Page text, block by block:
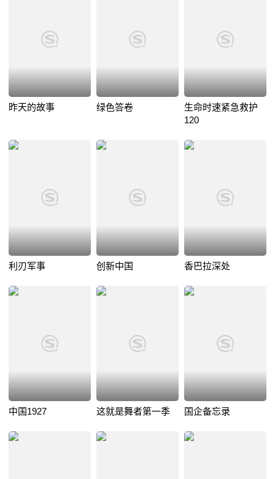
昨天的故事 绿色答卷
生命时速紧急救护
120
利刃军事 创新中国 香巴拉深处
中国1927 这就是舞者第一季 国企备忘录